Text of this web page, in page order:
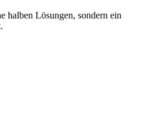
halben Lösungen, sondern ein